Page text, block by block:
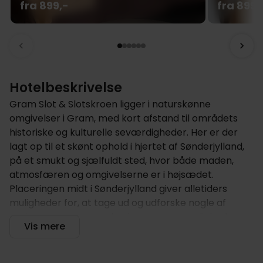
fra 899,-
fra
Hotelbeskrivelse
Gram Slot & Slotskroen ligger i naturskønne
omgivelser i Gram, med kort afstand til områdets
historiske og kulturelle seværdigheder. Her er der
lagt op til et skønt ophold i hjertet af Sønderjylland,
på et smukt og sjælfuldt sted, hvor både maden,
atmosfæren og omgivelserne er i højsædet.
Placeringen midt i Sønderjylland giver alletiders
muligheder for, at tage ud og udforske nogle af
med et hyggeligt værelse, har I altid en dejlig og
Vis mere